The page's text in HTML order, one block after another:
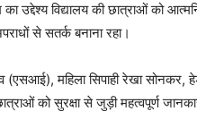
का उद्देश्य विद्यालय की छात्राओं को
से सतर्क बनाना रहा।
(एसआई), महिला सिपाही रेखा
को सुरक्षा से जुड़ी महत्वपूर्ण